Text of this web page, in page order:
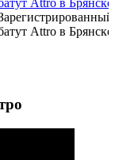
Attro в Брянске